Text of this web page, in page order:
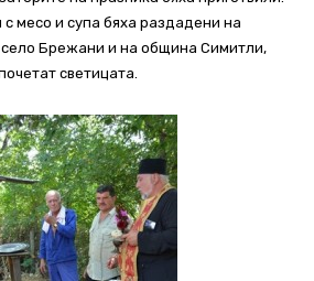
месо и супа бяха раздадени на
Брежани и на община Симитли,
светицата.